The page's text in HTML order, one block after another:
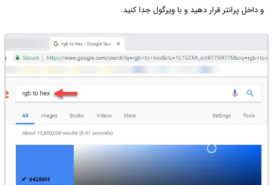
و داخل پرانتر قرار دهید و با ویرگول جدا کنید.